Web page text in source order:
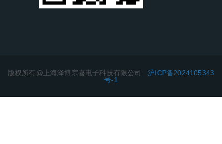
版权所有@上海泽博宗喜电子科技有限公司沪ICP备2024105343
号-1